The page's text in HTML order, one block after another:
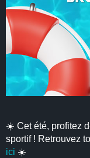
☀️ Cet été, profitez
sportif ! Retrouvez
ici ☀️